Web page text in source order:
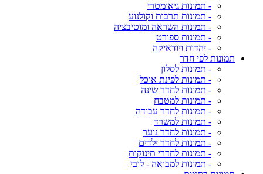
- תמונות גיאומטרי
- תמונות תרבות וקולנוע
- תמונות השראה ומוטיבציה
- תמונות ספורט
- יהדות ויודאיקה
תמונות לפי חדר
- תמונות לסלון
- תמונות לפינת אוכל
- תמונות לחדר שינה
- תמונות למטבח
- תמונות לחדר עבודה
- תמונות למשרד
- תמונות לחדר נוער
- תמונות לחדר ילדים
- תמונות לחדרי תינוקות
- תמונות למבואה - לובי